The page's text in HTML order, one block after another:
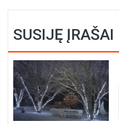
SUSIJĘ ĮRAŠAI